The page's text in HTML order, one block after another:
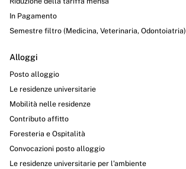
In Pagamento
Semestre filtro (Medicina, Veterinaria, Odontoiatria)
Alloggi
Posto alloggio
Le residenze universitarie
Mobilità nelle residenze
Contributo affitto
Foresteria e Ospitalità
Convocazioni posto alloggio
Le residenze universitarie per l’ambiente